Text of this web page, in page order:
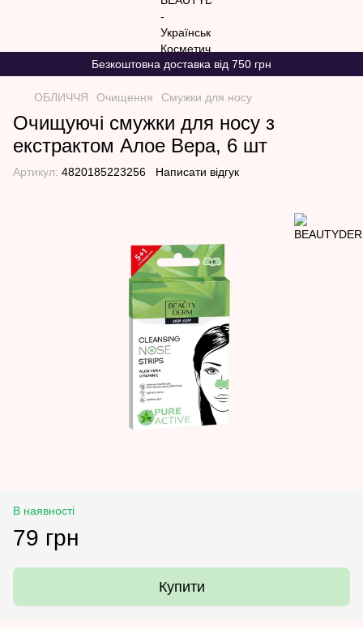
Безкоштовна доставка від 750 грн
ОБЛИЧЧЯ Очищення Смужки для носу
Очищуючі смужки для носу з
екстрактом Алое Вера, 6 шт
Артикул: 4820185223256 Написати відгук
В наявності
79 грн
Купити